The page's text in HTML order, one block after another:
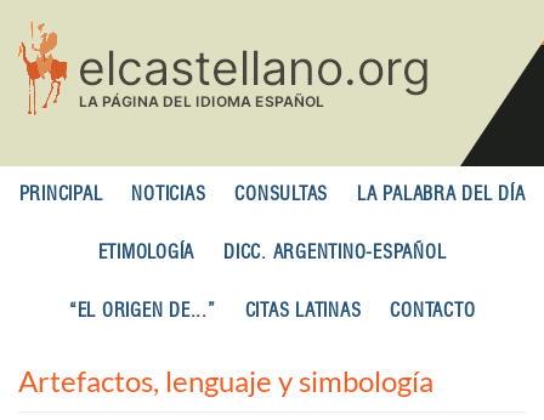
contenido
principal
PRINCIPAL NOTICIAS CONSULTAS LA PALABRA DEL DÍA
ETIMOLOGÍA DICC. ARGENTINO-ESPAÑOL
“EL ORIGEN DE...” CITAS LATINAS CONTACTO
Artefactos, lenguaje y simbología